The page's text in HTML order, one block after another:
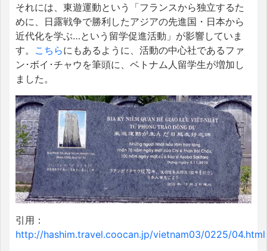
それには、東遊運動という「フランスから独立するた
めに、日露戦争で勝利したアジアの先進国・日本から
近代化を学ぶ…という留学促進活動」が影響していま
す。 こちらにもあるように、活動の中心社であるファ
ン･ボイ･チャウを筆頭に、ベトナム人留学生が増加し
ました。
引用：
http://hashim.travel.coocan.jp/vietnam03/0225/04.html